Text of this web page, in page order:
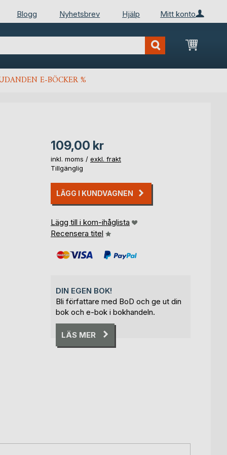
Mitt konto
Blogg Nyhetsbrev Hjälp
Min
E-BÖCKER %
109,00 kr
inkl. moms / exkl. frakt
Tillgänglig
LÄGG I KUNDVAGNEN
Lägg till i kom-ihåglista
Recensera titel
DIN EGEN BOK!
Bli författare med BoD och ge ut din
bok och e-bok i bokhandeln.
LÄS MER